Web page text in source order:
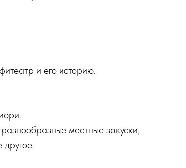
и его историю.
местные закуски,
другое.